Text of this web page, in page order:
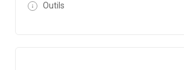
Outils